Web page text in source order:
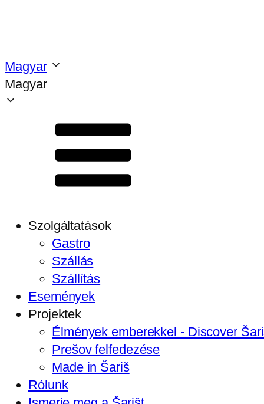
Magyar
Magyar
Szolgáltatások
Gastro
Szállás
Szállítás
Események
Projektek
Élmények emberekkel - Discover
Prešov felfedezése
Made in Šariš
Rólunk